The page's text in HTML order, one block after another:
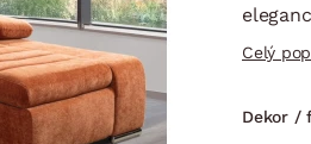
DOMÁCE SPOTREBIČE
Celý
Dekor /